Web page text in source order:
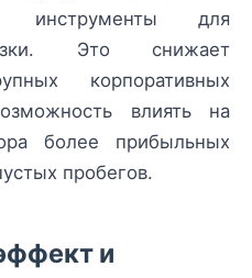
инструменты для
Это снижает
корпоративных
влиять на
более прибыльных
пробегов.
и